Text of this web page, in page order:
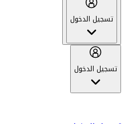
تسجيل الدخول
تسجيل الدخول